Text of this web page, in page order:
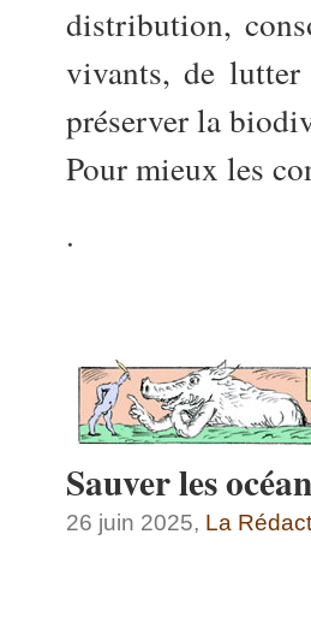
distribution,
vivants, de
préserver la
Pour mieux les
.
Sauver les
26 juin 2025, La